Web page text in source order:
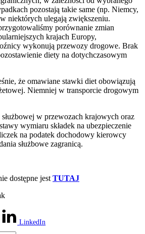
pozostają takie same (np. Niemcy,
niektórych ulegają zwiększeniu.
porównanie zmian
krajach Europy,
wykonują przewozy drogowe. Brak
diety na dotychczasowym
że omawiane stawki diet obowiązują
Niemniej w transporcie drogowym
w przewozach krajowych oraz
wymiaru składek na ubezpieczenie
na podatek dochodowy kierowcy
służbowe zagranicą.
dostępne jestTUTAJ
LinkedIn